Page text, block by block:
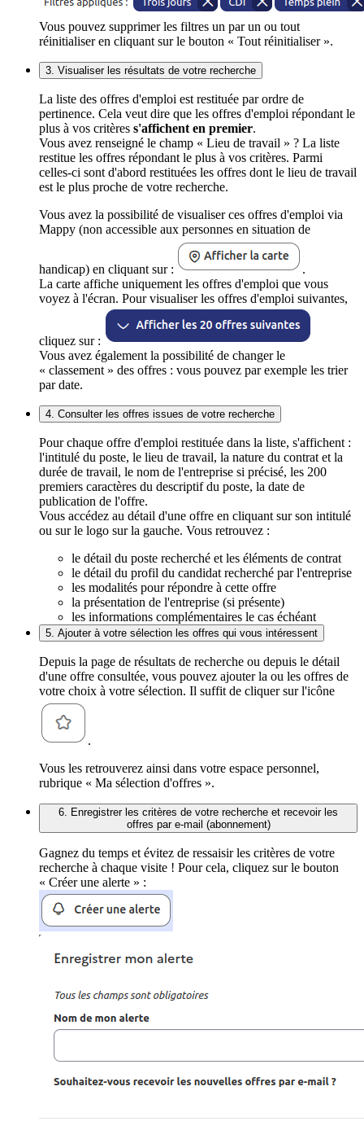
Vous pouvez supprimer les filtres un par un ou tout
réinitialiser en cliquant sur le bouton « Tout réinitialiser ».
3. Visualiser les résultats de votre recherche
La liste des offres d'emploi est restituée par ordre de
pertinence. Cela veut dire que les offres d'emploi répondant le
plus à vos critères s'affichent en premier.
Vous avez renseigné le champ « Lieu de travail » ? La liste
restitue les offres répondant le plus à vos critères. Parmi
celles-ci sont d'abord restituées les offres dont le lieu de travail
est le plus proche de votre recherche.
Vous avez la possibilité de visualiser ces offres d'emploi via
Mappy (non accessible aux personnes en situation de
handicap) en cliquant sur :
.
La carte affiche uniquement les offres d'emploi que vous
voyez à l'écran. Pour visualiser les offres d'emploi suivantes,
cliquez sur :
Vous avez également la possibilité de changer le
« classement » des offres : vous pouvez par exemple les trier
par date.
4. Consulter les offres issues de votre recherche
Pour chaque offre d'emploi restituée dans la liste, s'affichent :
l'intitulé du poste, le lieu de travail, la nature du contrat et la
durée de travail, le nom de l'entreprise si précisé, les 200
premiers caractères du descriptif du poste, la date de
publication de l'offre.
Vous accédez au détail d'une offre en cliquant sur son intitulé
ou sur le logo sur la gauche. Vous retrouvez :
le détail du poste recherché et les éléments de contrat
le détail du profil du candidat recherché par l'entreprise
les modalités pour répondre à cette offre
la présentation de l'entreprise (si présente)
les informations complémentaires le cas échéant
5. Ajouter à votre sélection les offres qui vous intéressent
Depuis la page de résultats de recherche ou depuis le détail
d'une offre consultée, vous pouvez ajouter la ou les offres de
votre choix à votre sélection. Il suffit de cliquer sur l'icône
.
Vous les retrouverez ainsi dans votre espace personnel,
rubrique « Ma sélection d'offres ».
6. Enregistrer les critères de votre recherche et recevoir les
offres par e-mail (abonnement)
Gagnez du temps et évitez de ressaisir les critères de votre
recherche à chaque visite ! Pour cela, cliquez sur le bouton
« Créer une alerte » :